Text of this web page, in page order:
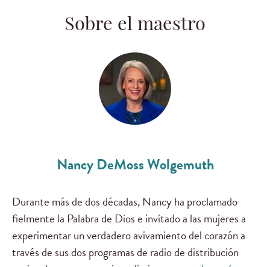
Sobre el maestro
Nancy DeMoss Wolgemuth
Durante más de dos décadas, Nancy ha proclamado
fielmente la Palabra de Dios e invitado a las mujeres a
experimentar un verdadero avivamiento del corazón a
través de sus dos programas de radio de distribución